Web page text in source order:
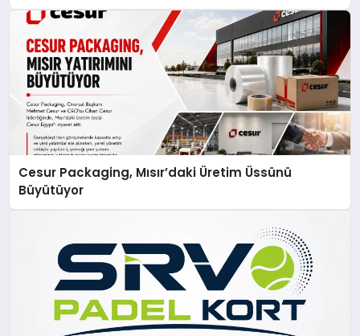
Cesur Packaging, Mısır’daki Üretim Üssünü
Büyütüyor